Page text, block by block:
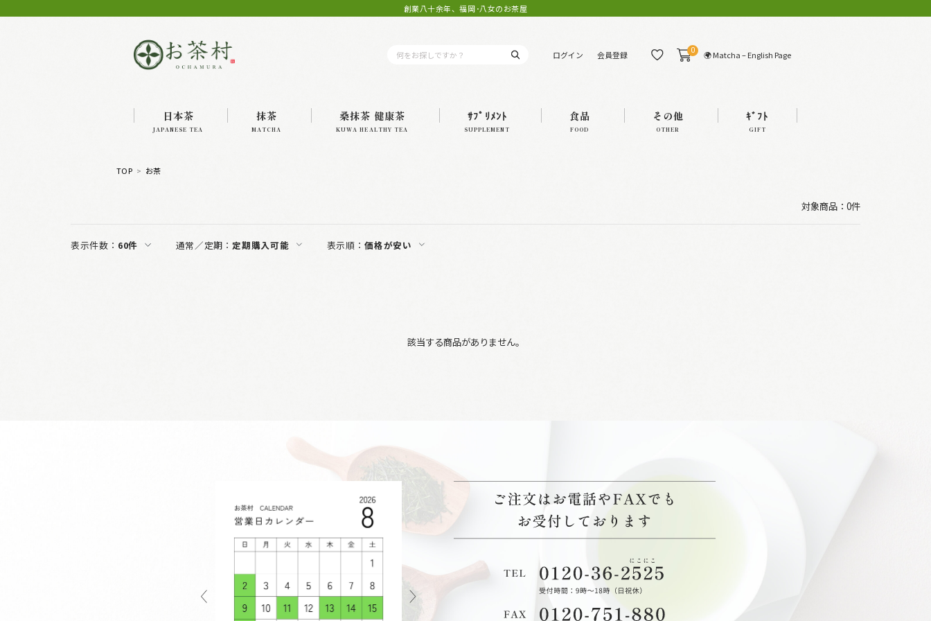
創業八十余年、福岡･八女のお茶屋
ログイン 会員登録 0 🌍 Matcha – English Page
日本茶
JAPANESE TEA
抹茶
MATCHA
桑抹茶 健康茶
KUWA HEALTHY TEA
ｻﾌﾟﾘﾒﾝﾄ
SUPPLEMENT
食品
FOOD
その他
OTHER
ｷﾞﾌﾄ
GIFT
TOP お茶
対象商品：0件
表示件数： 60件 通常／定期：定期購入可能 表示順：価格が安い
該当する商品がありません。